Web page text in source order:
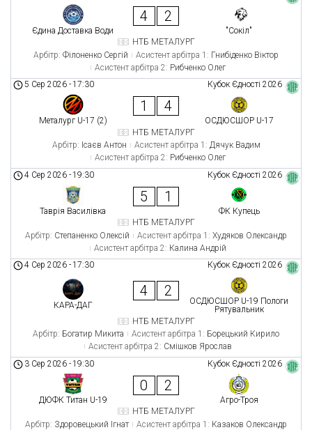
Єдина Доставка Води
4 2
"Сокіл"
НТБ МЕТАЛУРГ
Арбітр: Філоненко Сергій Асистент арбітра 1: Гнибіденко Віктор
Асистент арбітра 2: Рибченко Олег
Кубок Єдності 2026
5 Сер 2026 -17:30
Металург U-17 (2)
1 4
ОСДЮСШОР U-17
НТБ МЕТАЛУРГ
Арбітр: Ісаєв Антон Асистент арбітра 1: Дячук Вадим
Асистент арбітра 2: Рибченко Олег
Кубок Єдності 2026
4 Сер 2026 -19:30
Таврія Василівка
5 1
ФК Купець
НТБ МЕТАЛУРГ
Арбітр: Степаненко Олексій Асистент арбітра 1: Худяков Олександр
Асистент арбітра 2: Калина Андрій
Кубок Єдності 2026
4 Сер 2026 -17:30
КАРА-ДАГ
4 2
ОСДЮСШОР U-19 Пологи
Рятувальник
НТБ МЕТАЛУРГ
Арбітр: Богатир Микита Асистент арбітра 1: Борецький Кирило
Асистент арбітра 2: Смішков Ярослав
Кубок Єдності 2026
3 Сер 2026 -19:30
ДЮФК Титан U-19
0 2
Агро-Троя
НТБ МЕТАЛУРГ
Арбітр: Здоровецький Ігнат Асистент арбітра 1: Казаков Олександр